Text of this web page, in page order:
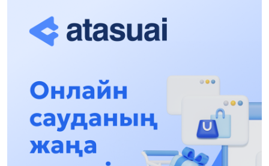
17:31, 31 Шілде 2026
13:13, 30 Шілде 2026
Асхат Асылбеков: Күшті билікке күшті
тұлғалар керек!
12:01, 28 Шілде 2026